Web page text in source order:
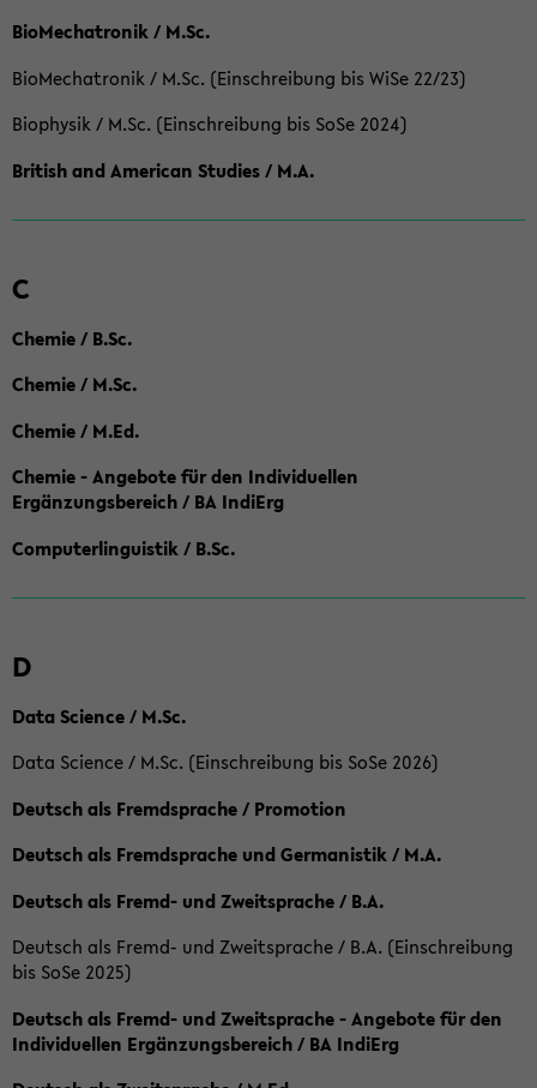
BioMechatronik / M.Sc.
BioMechatronik / M.Sc. (Einschreibung bis WiSe 22/23)
Biophysik / M.Sc. (Einschreibung bis SoSe 2024)
British and American Studies / M.A.
C
Chemie / B.Sc.
Chemie / M.Sc.
Chemie / M.Ed.
Chemie - Angebote für den Individuellen
Ergänzungsbereich / BA IndiErg
Computerlinguistik / B.Sc.
D
Data Science / M.Sc.
Data Science / M.Sc. (Einschreibung bis SoSe 2026)
Deutsch als Fremdsprache / Promotion
Deutsch als Fremdsprache und Germanistik / M.A.
Deutsch als Fremd- und Zweitsprache / B.A.
Deutsch als Fremd- und Zweitsprache / B.A. (Einschreibung
bis SoSe 2025)
Deutsch als Fremd- und Zweitsprache - Angebote für den
Individuellen Ergänzungsbereich / BA IndiErg